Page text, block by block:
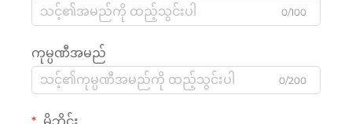
0/100
ကုမ္ပဏီအမည်
0/200
မိုဘိုင်း